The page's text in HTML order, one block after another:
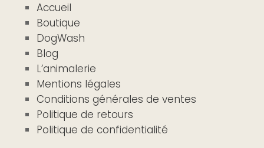
Accueil
Boutique
DogWash
Blog
L’animalerie
Mentions légales
Conditions générales de ventes
Politique de retours
Politique de confidentialité